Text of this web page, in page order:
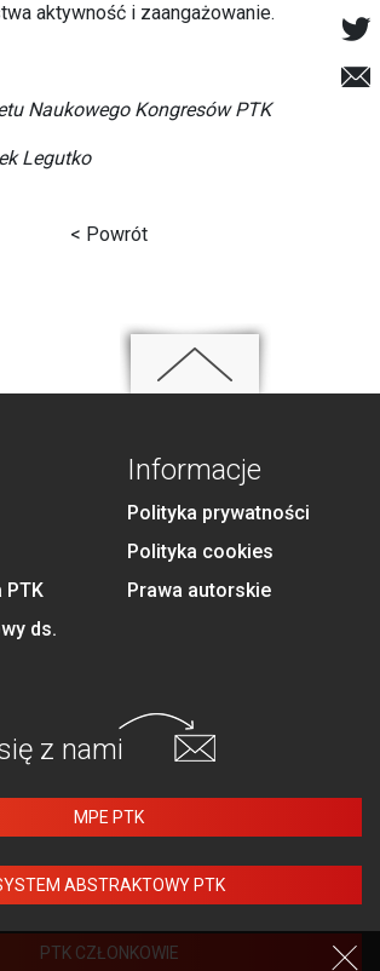
aktywność i zaangażowanie.
Naukowego Kongresów PTK
Legutko
< Powrót
PTK
ds.
Informacje
Polityka prywatności
Polityka cookies
Prawa autorskie
z nami
MPE PTK
ABSTRAKTOWY PTK
PTK CZŁONKOWIE